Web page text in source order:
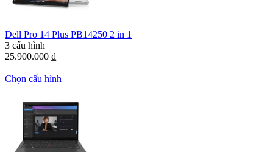
Dell Pro 14 Plus PB14250 2 in 1
3 cấu hình
25.900.000 ₫
Chọn cấu hình